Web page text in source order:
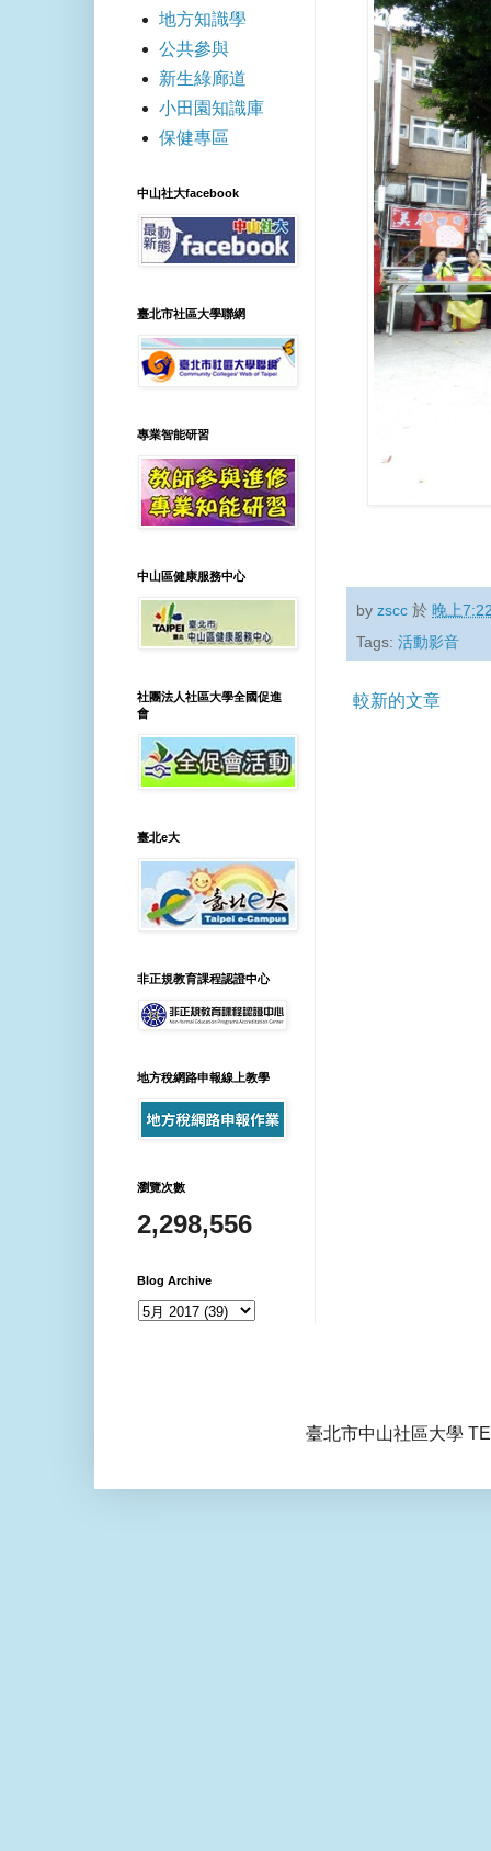
byzscc 於晚上
Tags:活動影音
較新的文章
地方知識學
公共參與
新生綠廊道
小田園知識庫
保健專區
中山社大facebook
臺北市社區大學聯網
專業智能研習
中山區健康服務中心
社團法人社區大學全國促進
會
臺北e大
非正規教育課程認證中心
地方稅網路申報線上教學
瀏覽次數
2,298,556
Blog Archive
臺北市中山社區大學